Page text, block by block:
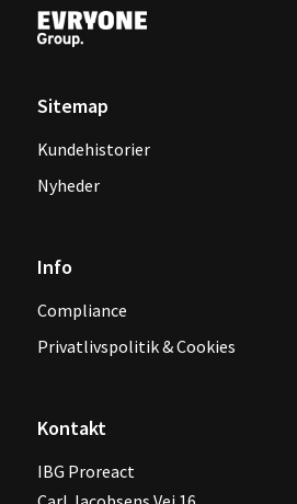
Sitemap
Kundehistorier
Nyheder
Info
Compliance
Privatlivspolitik & Cookies
Kontakt
IBG Proreact